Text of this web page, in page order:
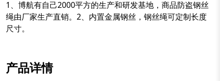
1、博航有自己2000平方的生产和研发基地，商品防盗钢丝
绳由厂家生产直销。2、内置金属钢丝，钢丝绳可定制长度
尺寸。
产品详情